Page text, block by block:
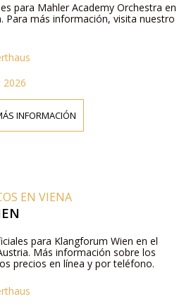
para Mahler Academy Orchestra en
Para más información, visita nuestro
2026
INFORMACIÓN
EN VIENA
para Klangforum Wien en el
Más información sobre los
precios en línea y por teléfono.